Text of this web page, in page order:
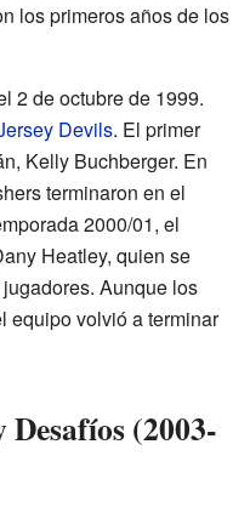
los primeros años de los
2 de octubre de 1999.
Devils. El primer
Kelly Buchberger. En
terminaron en el
2000/01, el
Heatley, quien se
Aunque los
equipo volvió a terminar
Desafíos (2003-